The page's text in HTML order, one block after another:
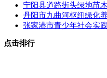
宁阳县道路街头绿地苗
丹阳市九曲河枢纽绿化
张家港市青少年社会实
点击排行